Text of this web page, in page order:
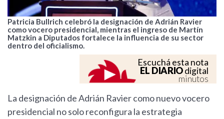
Patricia Bullrich celebró la designación de Adrián Ravier
como vocero presidencial, mientras el ingreso de Martín
Matzkin a Diputados fortalece la influencia de su sector
dentro del oficialismo.
Escuchá esta nota
EL DIARIOdigital
minutos
La designación de Adrián Ravier como nuevo vocero
presidencial no solo reconfigura la estrategia